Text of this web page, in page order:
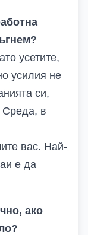
усетите,
усилия не
си,
Среда, в
вас. Най-
е да
ако